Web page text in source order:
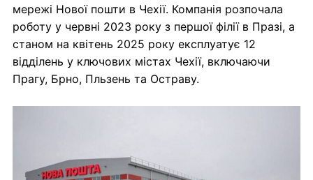
мережі Нової пошти в Чехії. Компанія розпочала
роботу у червні 2023 року з першої філії в Празі, а
станом на квітень 2025 року експлуатує 12
відділень у ключових містах Чехії, включаючи
Прагу, Брно, Пльзень та Остраву.